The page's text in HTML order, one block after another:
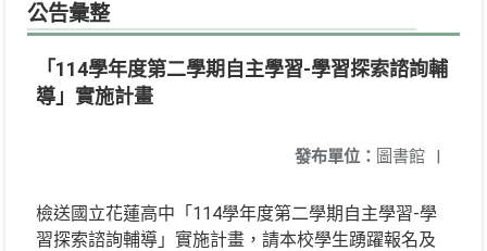
公告彙整
「114學年度第二學期自主學習-學習探索諮詢輔
導」實施計畫
發布單位： 圖書館 |
檢送國立花蓮高中「114學年度第二學期自主學習-學
習探索諮詢輔導」實施計畫，請本校學生踴躍報名及